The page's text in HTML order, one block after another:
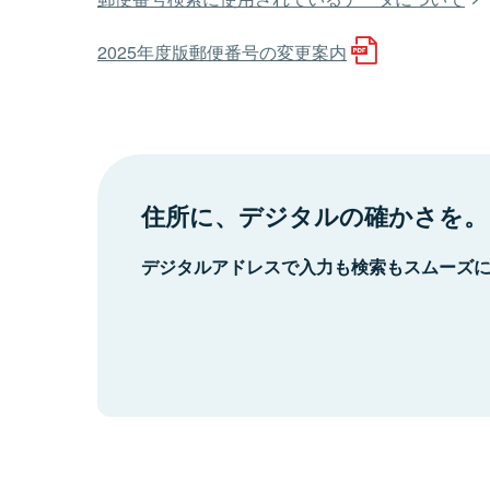
2025年度版郵便番号の変更案内
住所に、デジタルの確かさを。
デジタルアドレスで入力も検索もスムーズ